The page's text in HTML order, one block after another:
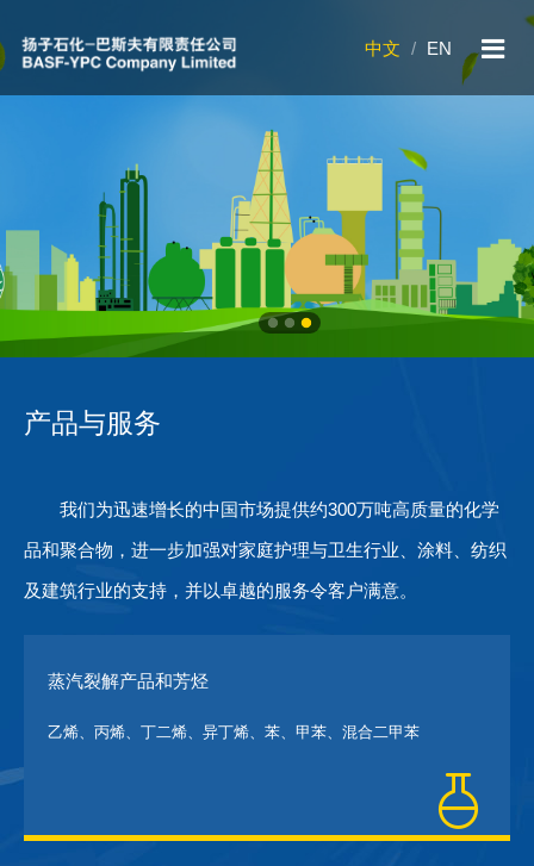
中文 / EN
产品与服务
我们为迅速增长的中国市场提供约300万吨高质量的化学
品和聚合物，进一步加强对家庭护理与卫生行业、涂料、纺织
及建筑行业的支持，并以卓越的服务令客户满意。
蒸汽裂解产品和芳烃
乙烯、丙烯、丁二烯、异丁烯、苯、甲苯、混合二甲苯